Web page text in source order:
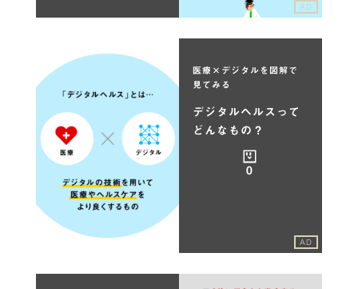
AD
医療×デジタルを図解で
見てみる
デジタルヘルスって
どんなもの？
0
AD